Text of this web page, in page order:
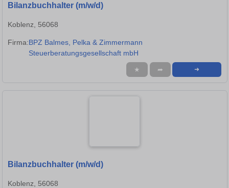
Bilanzbuchhalter (m/w/d)
Koblenz, 56068
Firma:BPZ Balmes, Pelka & Zimmermann
Steuerberatungsgesellschaft mbH
★ ➦ ➜
Bilanzbuchhalter (m/w/d)
Koblenz, 56068